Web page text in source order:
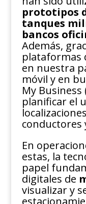
prototipos
tanques
bancos
Además,
plataformas
en nuestra
móvil y en
My
planificar el
conductores
En
estas, la
papel
digitales de
visualizar y